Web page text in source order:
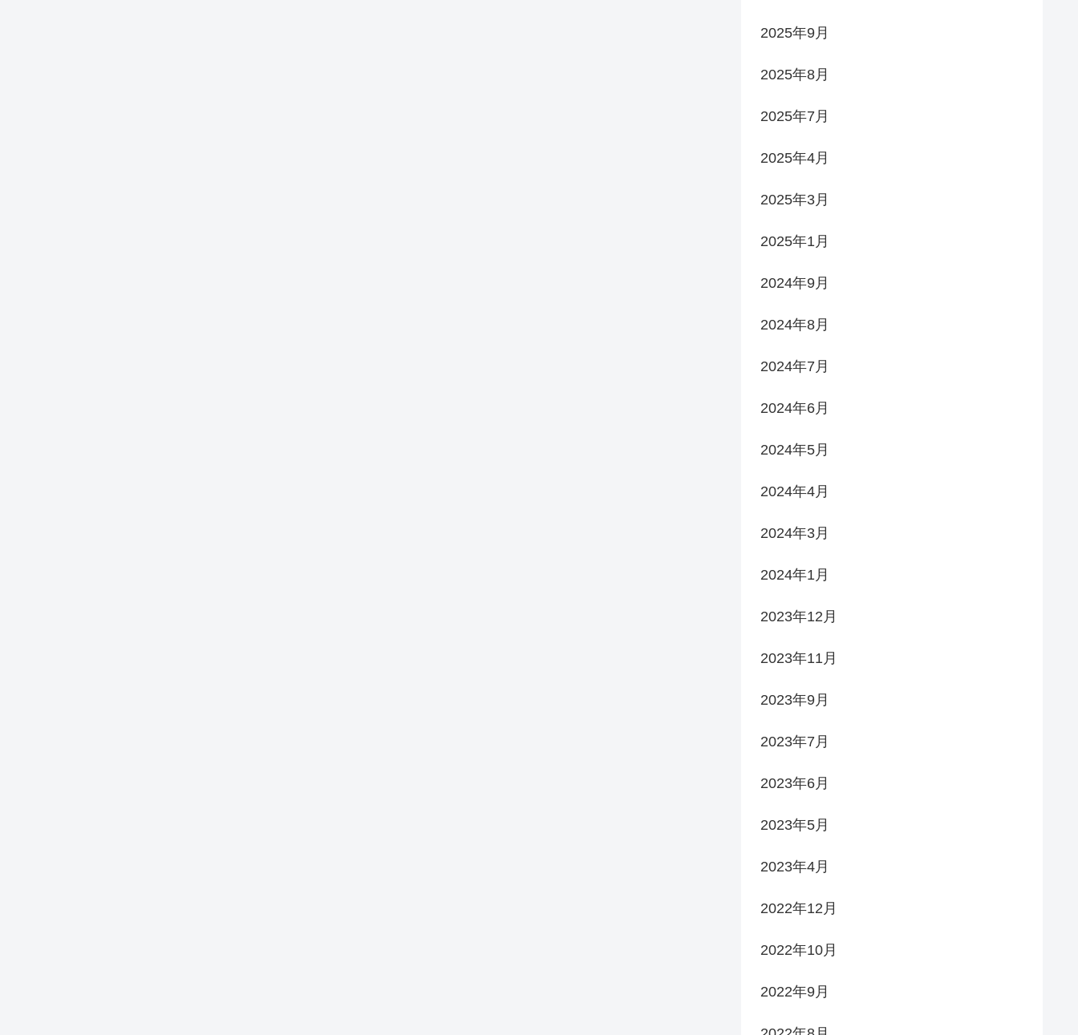
2025年9月
2025年8月
2025年7月
2025年4月
2025年3月
2025年1月
2024年9月
2024年8月
2024年7月
2024年6月
2024年5月
2024年4月
2024年3月
2024年1月
2023年12月
2023年11月
2023年9月
2023年7月
2023年6月
2023年5月
2023年4月
2022年12月
2022年10月
2022年9月